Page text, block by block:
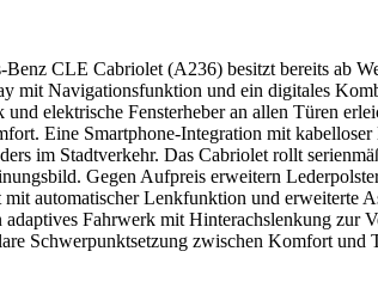
Benz CLE Cabriolet (A236) besitzt bereits ab
mit Navigationsfunktion und ein digitales
elektrische Fensterheber an allen Türen
Eine Smartphone-Integration mit
im Stadtverkehr. Das Cabriolet rollt
Gegen Aufpreis erweitern
automatischer Lenkfunktion und erweiterte
Fahrwerk mit Hinterachslenkung zur
Schwerpunktsetzung zwischen Komfort und